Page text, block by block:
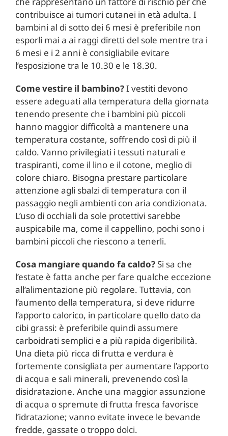
contribuisce ai tumori cutanei in età adulta. I
bambini al di sotto dei 6 mesi è preferibile non
esporli mai a ai raggi diretti del sole mentre tra i
6 mesi e i 2 anni è consigliabile evitare
l’esposizione tra le 10.30 e le 18.30.
Come vestire il bambino?I vestiti devono
essere adeguati alla temperatura della giornata
tenendo presente che i bambini più piccoli
hanno maggior difficoltà a mantenere una
temperatura costante, soffrendo così di più il
caldo. Vanno privilegiati i tessuti naturali e
traspiranti, come il lino e il cotone, meglio di
colore chiaro. Bisogna prestare particolare
attenzione agli sbalzi di temperatura con il
passaggio negli ambienti con aria condizionata.
L’uso di occhiali da sole protettivi sarebbe
auspicabile ma, come il cappellino, pochi sono i
bambini piccoli che riescono a tenerli.
Cosa mangiare quando fa caldo?Si sa che
l’estate è fatta anche per fare qualche eccezione
all’alimentazione più regolare. Tuttavia, con
l’aumento della temperatura, si deve ridurre
l’apporto calorico, in particolare quello dato da
cibi grassi: è preferibile quindi assumere
carboidrati semplici e a più rapida digeribilità.
Una dieta più ricca di frutta e verdura è
fortemente consigliata per aumentare l’apporto
di acqua e sali minerali, prevenendo così la
disidratazione. Anche una maggior assunzione
di acqua o spremute di frutta fresca favorisce
l’idratazione; vanno evitate invece le bevande
fredde, gassate o troppo dolci.